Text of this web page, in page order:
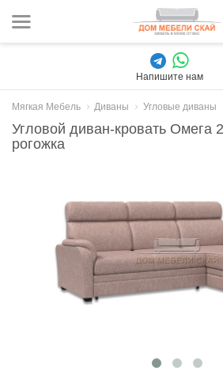
Напишите нам
Мягкая Мебель Диваны Угловые диваны
Угловой диван-кровать Омега
рогожка